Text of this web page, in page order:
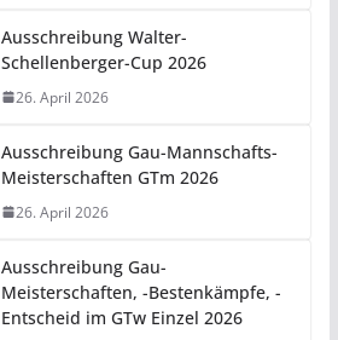
Ausschreibung Walter-
Schellenberger-Cup 2026
26. April 2026
Ausschreibung Gau-Mannschafts-
Meisterschaften GTm 2026
26. April 2026
Ausschreibung Gau-
Meisterschaften, -Bestenkämpfe, -
Entscheid im GTw Einzel 2026